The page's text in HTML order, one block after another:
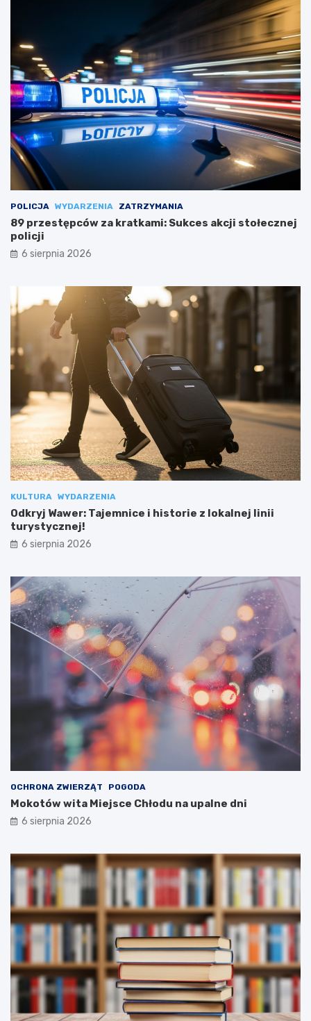
POLICJA WYDARZENIA ZATRZYMANIA
89 przestępców za kratkami: Sukces akcji stołecznej
policji
6 sierpnia 2026
KULTURA WYDARZENIA
Odkryj Wawer: Tajemnice i historie z lokalnej linii
turystycznej!
6 sierpnia 2026
OCHRONA ZWIERZĄT POGODA
Mokotów wita Miejsce Chłodu na upalne dni
6 sierpnia 2026